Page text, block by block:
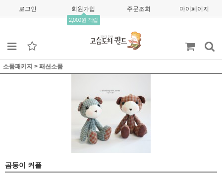
로그인 회원가입
2,000원 적립
주문조회 마이페이지
소품패키지 > 패션소품
곰둥이 커플